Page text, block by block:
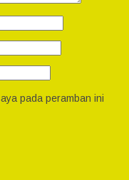
pada peramban ini